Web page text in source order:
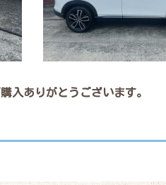
入ありがとうございます。